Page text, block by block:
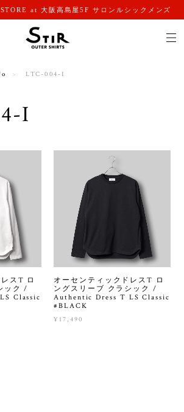
at 大阪高島屋5F サロンルシックメンズ
LTC-004-I
I
スT ロ
ック /
Classic
オーセンティックドレスT ロ
ングスリーブ クラシック /
Authentic Dress T LS Classic
#BLACK
¥17,490